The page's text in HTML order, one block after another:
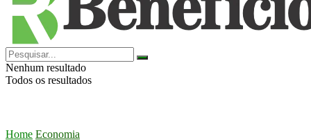
Nenhum resultado
Todos os resultados
Home Economia